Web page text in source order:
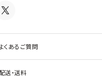
くあるご質問
送・送料